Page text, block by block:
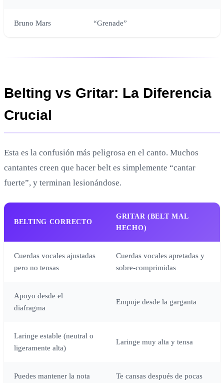
Bruno Mars “Grenade”
Belting vs Gritar: La Diferencia
Crucial
Esta es la confusión más peligrosa en el canto. Muchos
cantantes creen que hacer belt es simplemente “cantar
fuerte”, y terminan lesionándose.
BELTING CORRECTO
GRITAR (BELT MAL
HECHO)
Cuerdas vocales ajustadas
pero no tensas
Cuerdas vocales apretadas y
sobre-comprimidas
Apoyo desde el
diafragma
Empuje desde la garganta
Laringe estable (neutral o
ligeramente alta)
Laringe muy alta y tensa
Puedes mantener la nota
Te cansas después de pocas